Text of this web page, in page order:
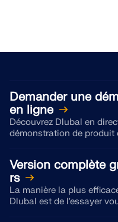
Demander une
en ligne
Découvrez Dlubal en
démonstration de produit
Version complète
rs
La manière la plus
Dlubal est de l'essayer